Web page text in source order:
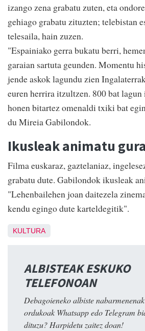
izango zena grabatu zuten, eta
gehiago grabatu zituzten; telebistan
telesaila, hain zuzen.
"Espainiako gerra bukatu berri,
garaian sartuta geunden. Momentu
jende askok lagundu zien
euren herrira itzultzen. 800 bat
honen bitartez omenaldi txiki bat
du Mireia Gabilondok.
Ikusleak animatu
Filma euskaraz, gaztelaniaz,
grabatu dute. Gabilondok ikusleak
"Lehenbailehen joan daitezela
kendu egingo dute karteldegitik".
KULTURA
ALBISTEAK ESKUKO
TELEFONOAN
Debagoieneko albiste
ordukoak Whatsapp edo Telegram
dituzu? Harpidetu zaitez doan!